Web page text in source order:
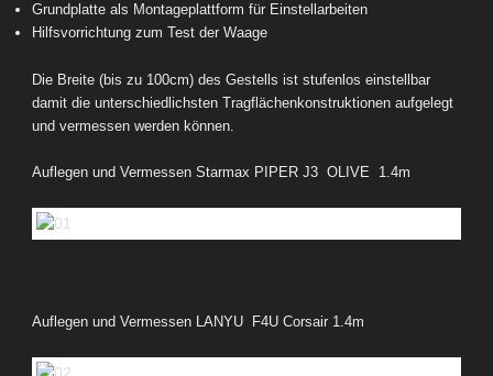
Grundplatte als Montageplattform für Einstellarbeiten
Hilfsvorrichtung zum Test der Waage
Die Breite (bis zu 100cm) des Gestells ist stufenlos einstellbar
damit die unterschiedlichsten Tragflächenkonstruktionen aufgelegt
und vermessen werden können.
Auflegen und Vermessen Starmax PIPER J3 OLIVE 1.4m
Auflegen und Vermessen LANYU F4U Corsair 1.4m